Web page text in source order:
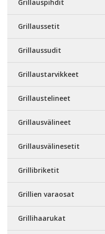
Grillauspihdit
Grillaussetit
Grillaussudit
Grillaustarvikkeet
Grillaustelineet
Grillausvälineet
Grillausvälinesetit
Grillibriketit
Grillien varaosat
Grillihaarukat